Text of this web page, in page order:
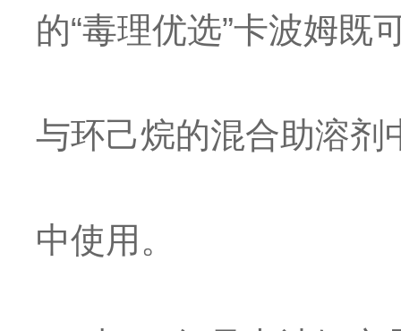
的“毒理优选”卡波姆既
与环己烷的混合助溶剂
中使用。